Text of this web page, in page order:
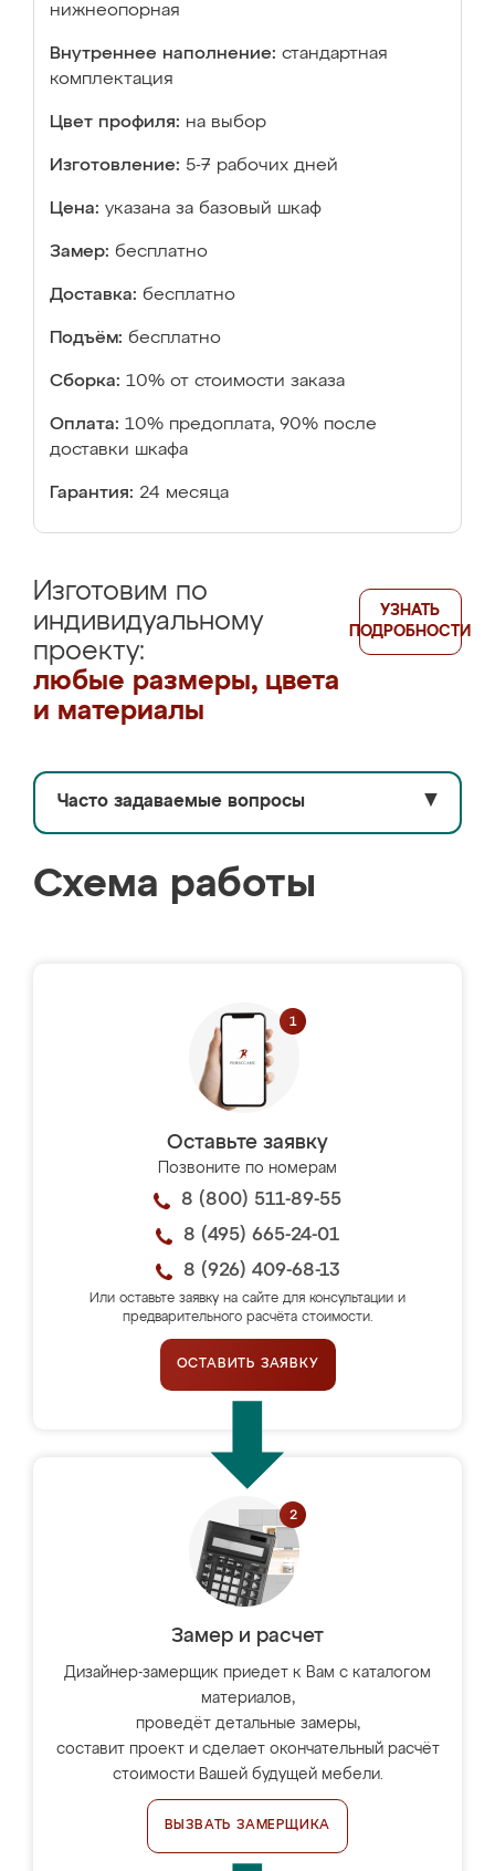
нижнеопорная
Внутреннее наполнение: стандартная
комплектация
Цвет профиля: на выбор
Изготовление: 5-7 рабочих дней
Цена: указана за базовый шкаф
Замер: бесплатно
Доставка: бесплатно
Подъём: бесплатно
Сборка: 10% от стоимости заказа
Оплата: 10% предоплата, 90% после
доставки шкафа
Гарантия: 24 месяца
Изготовим по
индивидуальному
проекту:
любые размеры, цвета
и материалы
УЗНАТЬ
ПОДРОБНОСТИ
Часто задаваемые вопросы ▼
Схема работы
Оставьте заявку
Позвоните по номерам
8 (800) 511-89-55
8 (495) 665-24-01
8 (926) 409-68-13
Или оставьте заявку на сайте для консультации и
предварительного расчёта стоимости.
ОСТАВИТЬ ЗАЯВКУ
Замер и расчет
Дизайнер-замерщик приедет к Вам с каталогом
материалов,
проведёт детальные замеры,
составит проект и сделает окончательный расчёт
стоимости Вашей будущей мебели.
ВЫЗВАТЬ ЗАМЕРЩИКА